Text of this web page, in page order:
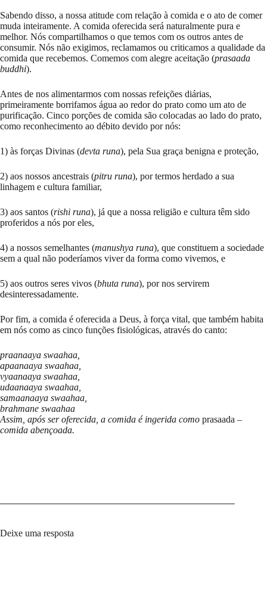
Sabendo disso, a nossa atitude com relação à comida e o ato de comer
muda inteiramente. A comida oferecida será naturalmente pura e
melhor. Nós compartilhamos o que temos com os outros antes de
consumir. Nós não exigimos, reclamamos ou criticamos a qualidade da
comida que recebemos. Comemos com alegre aceitação (prasaada
buddhi).
Antes de nos alimentarmos com nossas refeições diárias,
primeiramente borrifamos água ao redor do prato como um ato de
purificação. Cinco porções de comida são colocadas ao lado do prato,
como reconhecimento ao débito devido por nós:
1) às forças Divinas (devta runa), pela Sua graça benigna e proteção,
2) aos nossos ancestrais (pitru runa), por termos herdado a sua
linhagem e cultura familiar,
3) aos santos (rishi runa), já que a nossa religião e cultura têm sido
proferidos a nós por eles,
4) a nossos semelhantes (manushya runa), que constituem a sociedade
sem a qual não poderíamos viver da forma como vivemos, e
5) aos outros seres vivos (bhuta runa), por nos servirem
desinteressadamente.
Por fim, a comida é oferecida a Deus, à força vital, que também habita
em nós como as cinco funções fisiológicas, através do canto:
praanaaya swaahaa,
apaanaaya swaahaa,
vyaanaaya swaahaa,
udaanaaya swaahaa,
samaanaaya swaahaa,
brahmane swaahaa
Assim, após ser oferecida, a comida é ingerida como prasaada –
comida abençoada.
Deixe uma resposta